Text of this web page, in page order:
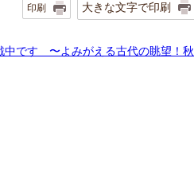
印刷 大きな文字で印刷
中です 〜よみがえる古代の眺望！秋